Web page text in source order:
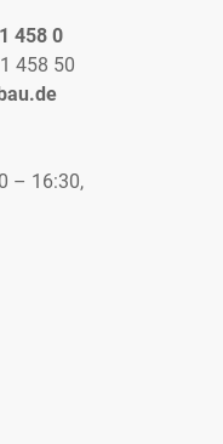
458 0
458 50
– 16:30,